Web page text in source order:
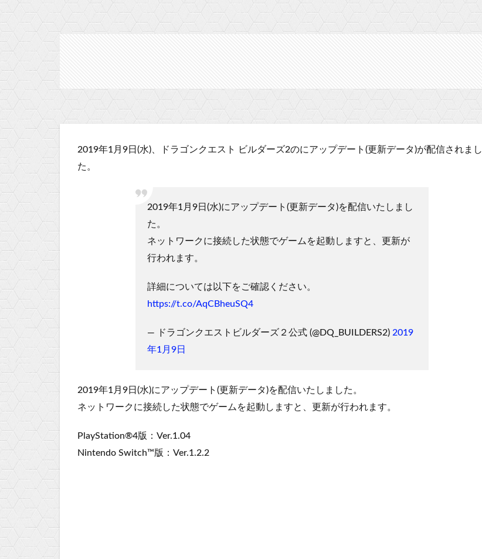
2019年1月9日(水)、ドラゴンクエスト ビルダーズ2のにアップデート(更新データ)が配信されまし
た。
2019年1月9日(水)にアップデート(更新データ)を配信いたしまし
た。
ネットワークに接続した状態でゲームを起動しますと、更新が
行われます。
詳細については以下をご確認ください。
https://t.co/AqCBheuSQ4
— ドラゴンクエストビルダーズ２公式 (@DQ_BUILDERS2) 2019
年1月9日
2019年1月9日(水)にアップデート(更新データ)を配信いたしました。
ネットワークに接続した状態でゲームを起動しますと、更新が行われます。
PlayStation®4版：Ver.1.04
Nintendo Switch™版：Ver.1.2.2